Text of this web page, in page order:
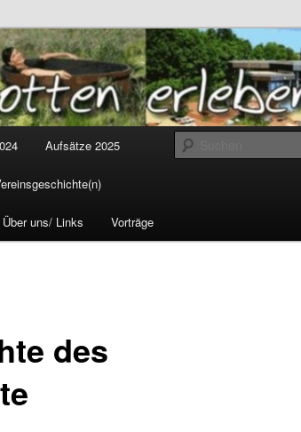
Aufsätze 2025
Über uns/ Links Vorträge
des